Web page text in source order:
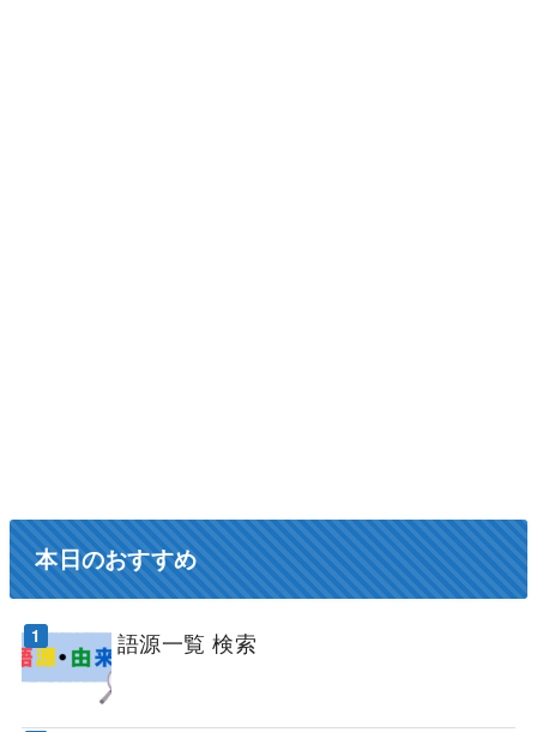
本日のおすすめ
語源一覧 検索